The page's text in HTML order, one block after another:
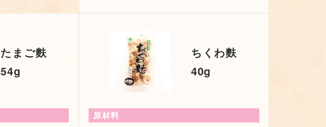
たまご麩
54g
ちくわ麩
40g
原材料